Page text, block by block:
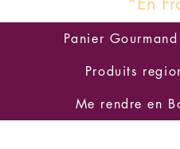
Panier Gourmand
Produits
Me rendre en